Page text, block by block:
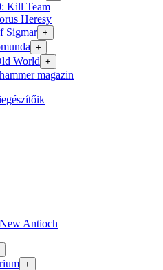
Kill Team
Heresy
Sigmar +
+
World +
magazin
Antioch
+